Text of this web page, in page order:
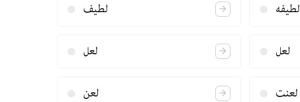
لطیف لطیفه
لعل لعل
لعن لعنت